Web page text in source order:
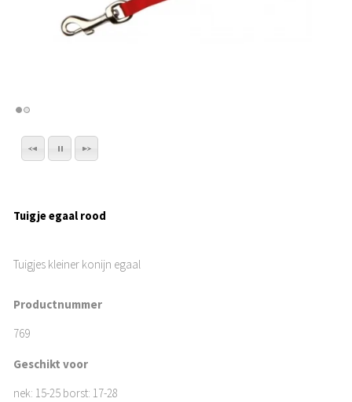
Tuigje egaal rood
Tuigjes kleiner konijn egaal
Productnummer
769
Geschikt voor
nek: 15-25 borst: 17-28